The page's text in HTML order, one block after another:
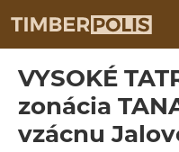
VYSOKÉ
zonácia
vzácnu